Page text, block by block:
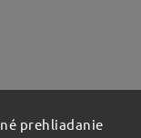
prehliadanie